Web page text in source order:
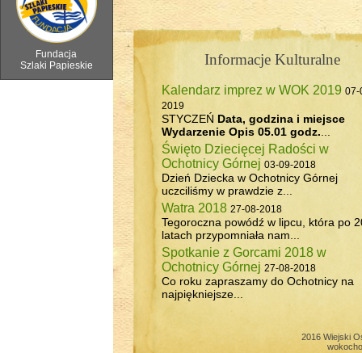
Fundacja
Szlaki Papieskie
Informacje Kulturalne
Kalendarz imprez w WOK 2019 07-
2019
STYCZEŃ Data, godzina i miejsce
Wydarzenie Opis 05.01 godz....
Święto Dziecięcej Radości w
Ochotnicy Górnej 03-09-2018
Dzień Dziecka w Ochotnicy Górnej
uczciliśmy w prawdzie z...
Watra 2018 27-08-2018
Tegoroczna powódź w lipcu, która po
latach przypomniała nam...
Spotkanie z Gorcami 2018 w
Ochotnicy Górnej 27-08-2018
Co roku zapraszamy do Ochotnicy na
najpiękniejsze...
2016 Wiejski